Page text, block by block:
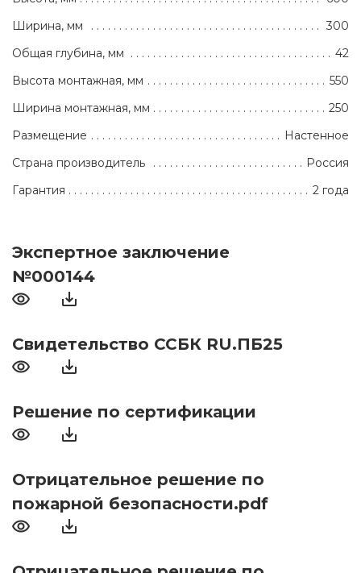
Ширина, мм
300
Общая глубина, мм
42
Высота монтажная, мм
550
Ширина монтажная, мм
250
Размещение
Настенное
Страна производитель
Россия
Гарантия
2 года
Экспертное заключение
№000144
Свидетельство ССБК RU.ПБ25
Решение по сертификации
Отрицательное решение по
пожарной безопасности.pdf